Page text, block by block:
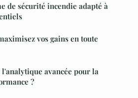
de sécurité incendie adapté à
vos gains en toute
avancée pour la
?